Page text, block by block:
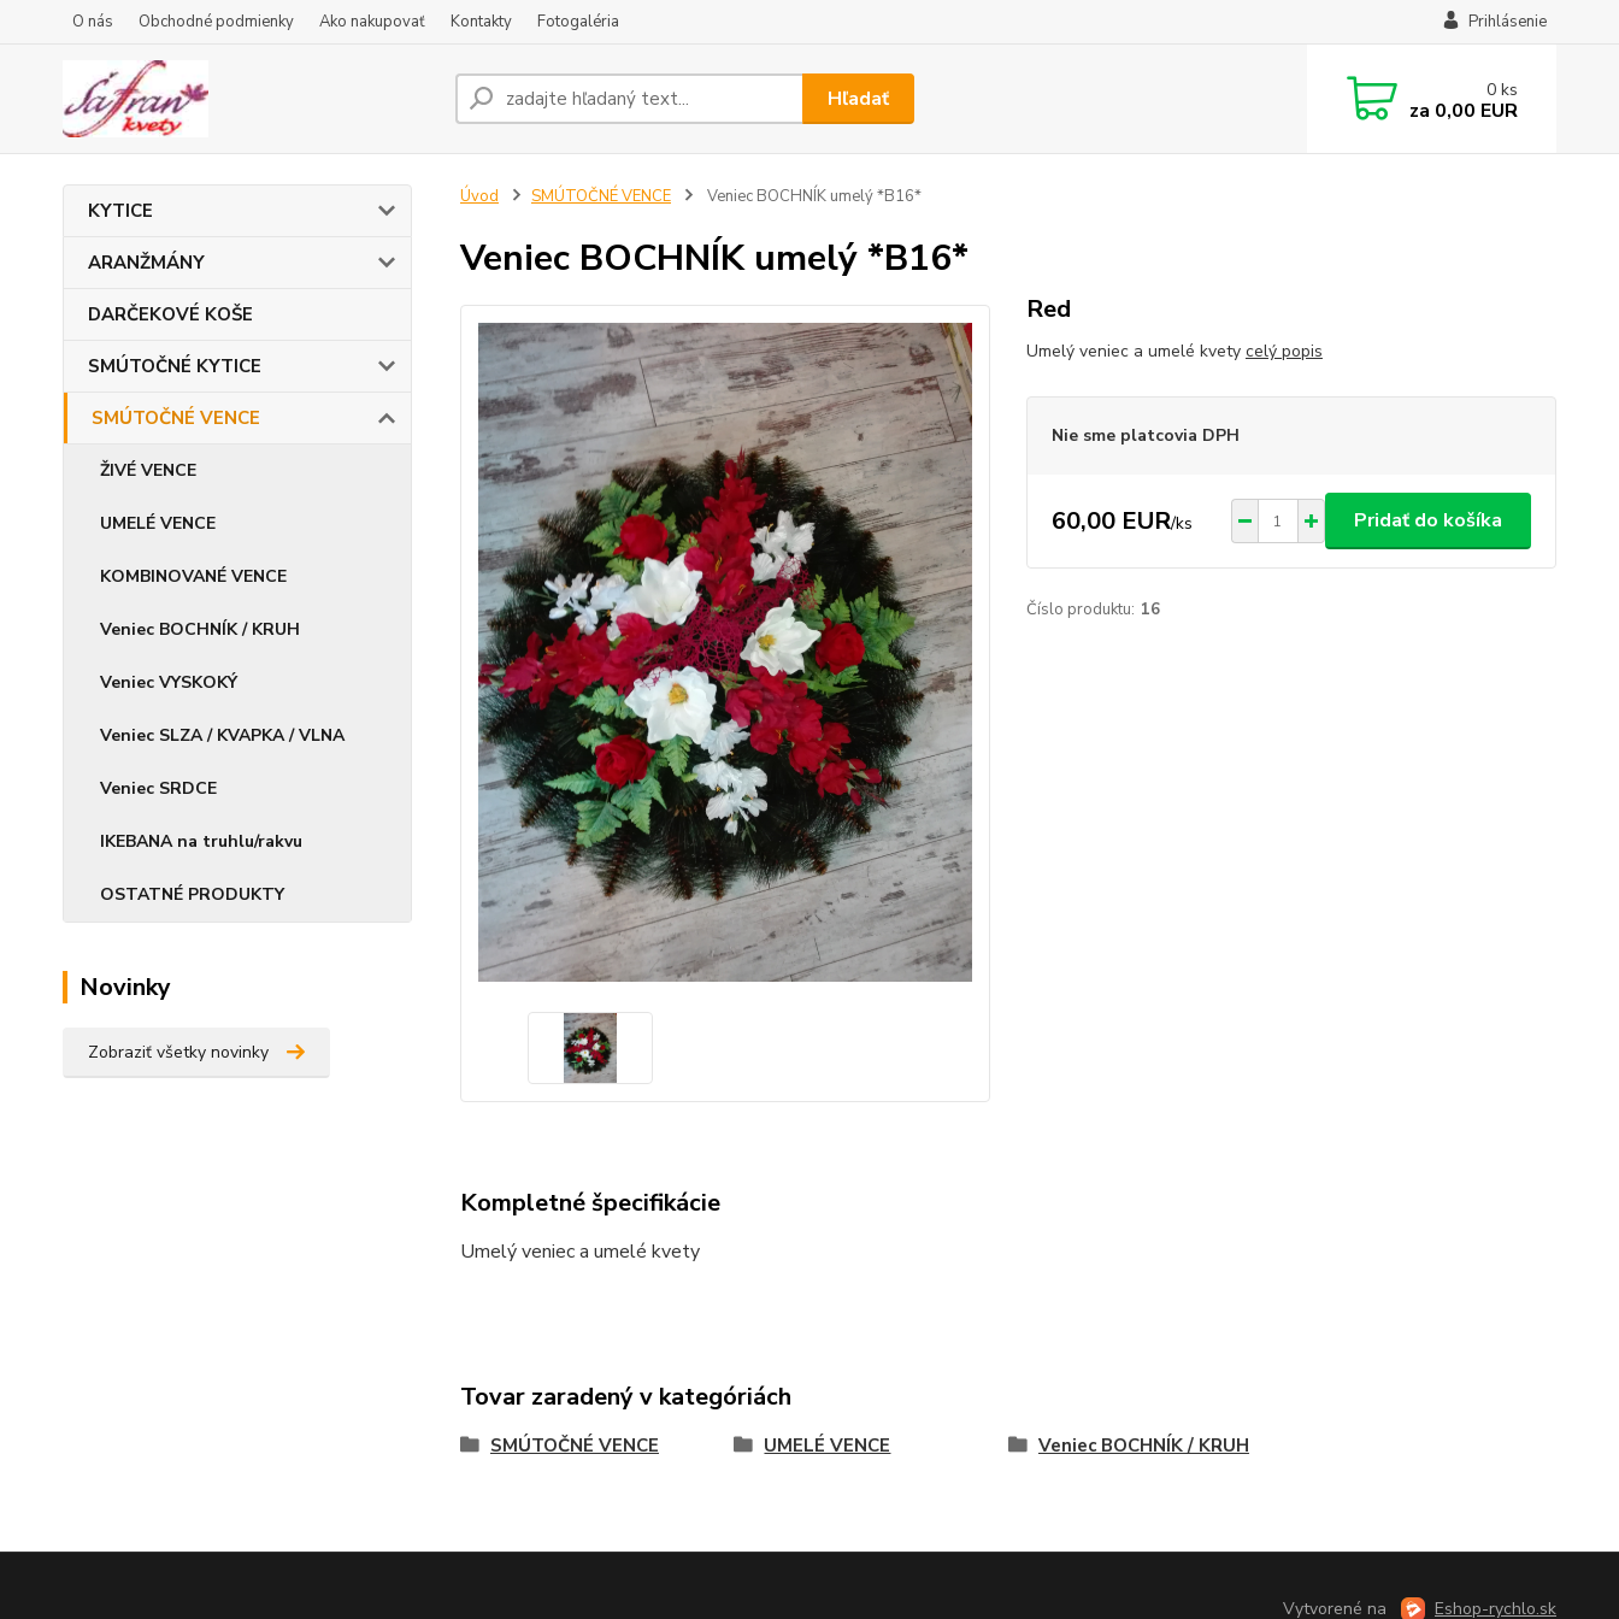
O nás Obchodné podmienky Ako nakupovať Kontakty Fotogaléria Prihlásenie
Hľadať 0 ks
za 0,00 EUR
KYTICE
ARANŽMÁNY
DARČEKOVÉ KOŠE
SMÚTOČNÉ KYTICE
SMÚTOČNÉ VENCE
ŽIVÉ VENCE
UMELÉ VENCE
KOMBINOVANÉ VENCE
Veniec BOCHNÍK / KRUH
Veniec VYSKOKÝ
Veniec SLZA / KVAPKA / VLNA
Veniec SRDCE
IKEBANA na truhlu/rakvu
OSTATNÉ PRODUKTY
Novinky
Zobraziť všetky novinky
Úvod SMÚTOČNÉ VENCE Veniec BOCHNÍK umelý *B16*
Veniec BOCHNÍK umelý *B16*
Red
Umelý veniec a umelé kvety celý popis
Nie sme platcovia DPH
60,00 EUR/ks Pridať do košíka
Číslo produktu: 16
Kompletné špecifikácie
Umelý veniec a umelé kvety
Tovar zaradený v kategóriách
SMÚTOČNÉ VENCE UMELÉ VENCE Veniec BOCHNÍK / KRUH
Vytvorené na Eshop-rychlo.sk